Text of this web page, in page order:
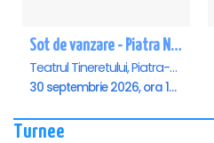
Sot de vanzare - Piatra Neamt
Teatrul Tineretului, Piatra-Neamt
30 septembrie 2026, ora 19:00
Turnee